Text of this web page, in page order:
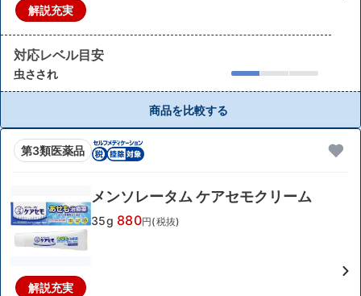
解説充実
対応レベル目安
虫さされ
商品を比較する
第3類医薬品
解説充実
メンソレータム ケアセモクリーム
35g 880円(税抜)